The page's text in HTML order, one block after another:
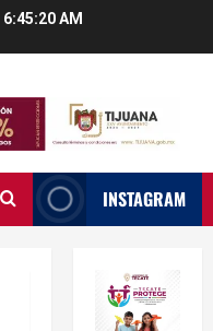
6:45:21 AM
INSTAGRAM